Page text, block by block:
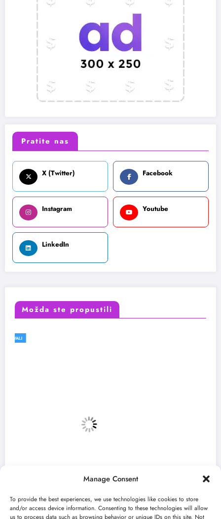
Manage Consent
To provide the best experiences, we use technologies like cookies to store
and/or access device information. Consenting to these technologies will allow
us to process data such as browsing behavior or unique IDs on this site. Not
Pratite nas
X (Twitter) Facebook
Instagram Youtube
LinkedIn
Možda ste propustili